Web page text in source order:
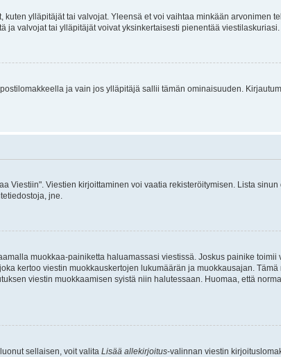
ylläpitäjät tai valvojat. Yleensä et voi vaihtaa minkään arvonimen
ja valvojat tai ylläpitäjät voivat yksinkertaisesti pienentää viestilaskuriasi.
ja vain jos ylläpitäjä sallii tämän ominaisuuden.
Viestiin". Viestien kirjoittaminen voi vaatia rekisteröitymisen. Lista
jne.
muokkaa-painiketta haluamassasi viestissä. Joskus painike toimii
kertoo viestin muokkauskertojen lukumäärän ja muokkausajan.
viestin muokkaamisen syistä niin halutessaan. Huomaa, että
sellaisen, voit valita Lisää allekirjoitus-valinnan viestin